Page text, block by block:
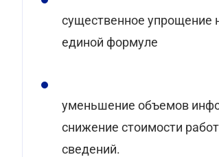
существенное упрощение
единой формуле
уменьшение объемов
снижение стоимости
сведений.